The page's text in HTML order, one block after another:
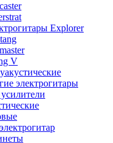
Explorer
V
электрогитары